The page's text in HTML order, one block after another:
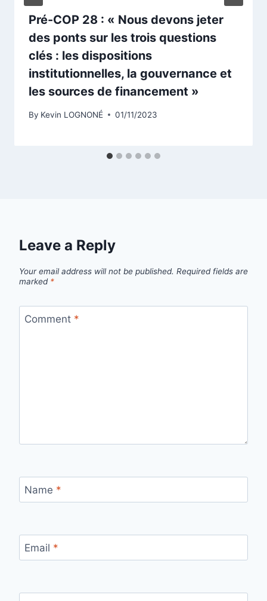
Pré-COP 28 : « Nous devons jeter
des ponts sur les trois questions
clés : les dispositions
institutionnelles, la gouvernance et
les sources de financement »
By Kevin LOGNONÉ 01/11/2023
Leave a Reply
Your email address will not be published. Required fields are
marked *
Comment *
Name *
Email *